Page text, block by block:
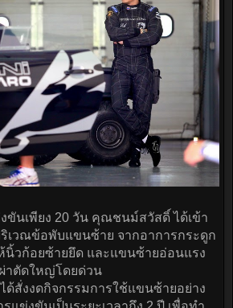
ขันเพียง 20 วัน คุณชนม์สวัสดิ์ ได้เข้า
เวณข้อพับแขนซ้าย จากอาการกระดูก
นิ้วก้อยซ้ายยึด และแขนซ้ายอ่อนแรง
าตัดใหญ่โดยด่วน
ด้สั่งงดกิจกรรมการใช้แขนซ้ายอย่าง